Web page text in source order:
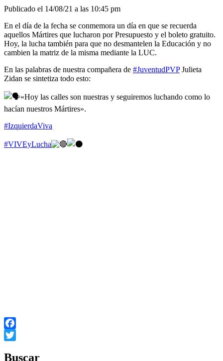
Publicado el 14/08/21 a las 10:45 pm
En el día de la fecha se conmemora un día en que se recuerda
aquellos Mártires que lucharon por Presupuesto y el boleto gratuito.
Hoy, la lucha también para que no desmantelen la Educación y no
cambien la matriz de la misma mediante la LUC.
En las palabras de nuestra compañera de #JuventudPVPJulieta
Zidan se sintetiza todo esto:
«Hoy las calles son nuestras y seguiremos luchando como lo
hacían nuestros Mártires».
#IzquierdaViva
#VIVEyLucha
Facebook
Buscar